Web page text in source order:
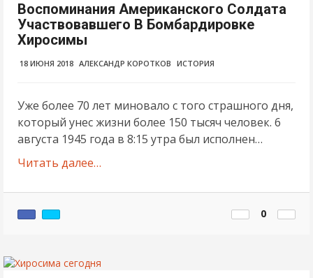
Воспоминания Американского Солдата
Участвовавшего В Бомбардировке
Хиросимы
18 ИЮНЯ 2018 АЛЕКСАНДР КОРОТКОВ ИСТОРИЯ
Уже более 70 лет миновало с того страшного дня,
который унес жизни более 150 тысяч человек. 6
августа 1945 года в 8:15 утра был исполнен…
Читать далее…
0